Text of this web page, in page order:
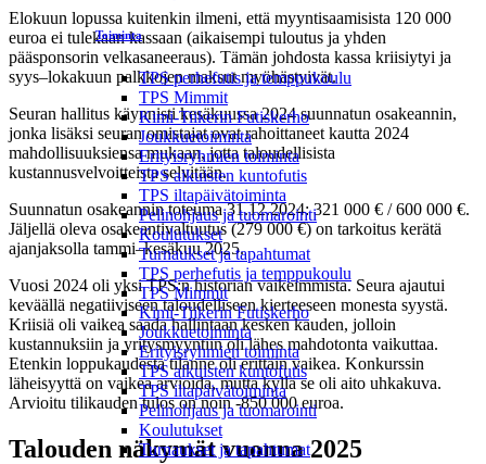
Toiminta
TPS perhefutis ja temppukoulu
TPS Mimmit
Kimi-Tiikerin Futiskerho
Joukkuetoiminta
Erityisryhmien toiminta
TPS aikuisten kuntofutis
TPS iltapäivätoiminta
Pelinohjaus ja tuomarointi
Koulutukset
Turnaukset ja tapahtumat
TPS perhefutis ja temppukoulu
TPS Mimmit
Kimi-Tiikerin Futiskerho
Joukkuetoiminta
Erityisryhmien toiminta
TPS aikuisten kuntofutis
TPS iltapäivätoiminta
Pelinohjaus ja tuomarointi
Koulutukset
Turnaukset ja tapahtumat
Elokuun lopussa kuitenkin ilmeni, että myyntisaamisista 120 000
euroa ei tulekaan kassaan (aikaisempi tuloutus ja yhden
pääsponsorin velkasaneeraus). Tämän johdosta kassa kriisiytyi ja
syys–lokakuun palkkojen maksut myöhästyivät.
Seuran hallitus käynnisti kesäkuussa 2024 suunnatun osakeannin,
jonka lisäksi seuran omistajat ovat rahoittaneet kautta 2024
mahdollisuuksiensa mukaan, jotta taloudellisista
kustannusvelvoitteista selvitään.
Suunnatun osakeannin toteuma 31.12.2024: 321 000 € / 600 000 €.
Jäljellä oleva osakeantivaltuutus (279 000 €) on tarkoitus kerätä
ajanjaksolla tammi–kesäkuu 2025.
Vuosi 2024 oli yksi TPS:n historian vaikeimmista. Seura ajautui
keväällä negatiiviseen taloudelliseen kierteeseen monesta syystä.
Kriisiä oli vaikea saada hallintaan kesken kauden, jolloin
kustannuksiin ja yritysmyyntiin oli lähes mahdotonta vaikuttaa.
Etenkin loppukaudesta tilanne oli erittäin vaikea. Konkurssin
läheisyyttä on vaikea arvioida, mutta kyllä se oli aito uhkakuva.
Arvioitu tilikauden tulos on noin -850 000 euroa.
Talouden näkymät vuonna 2025